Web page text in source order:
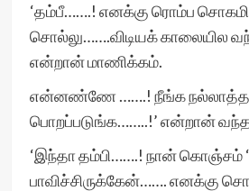
‘தம்பீ…….! எனக்கு ரொம்ப
சொல்லு…….விடியக் காலையில
என்றான் மாணிக்கம்.
என்னண்ணே …….! நீங்க
பொறப்படுங்க……..!’ என்றான்
‘இந்தா தம்பி…….! நான் கொஞ்சம்
பாவிச்சிருக்கேன்……. எனக்கு